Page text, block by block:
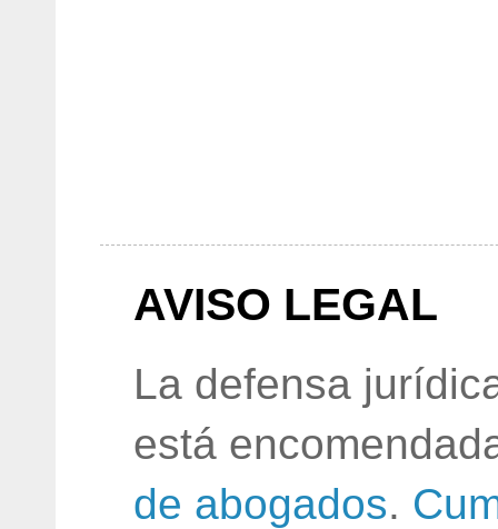
AVISO LEGAL
La defensa
está
de abogados.